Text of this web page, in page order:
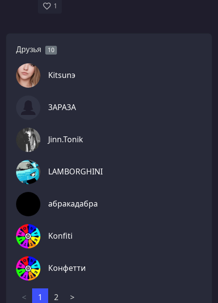
1
Друзья 10
Kitsunэ
3АРА3А
Jinn.Tonik
LAMBORGHINI
абракадабрa
Konfiti
Конфетти
< 1 2 >